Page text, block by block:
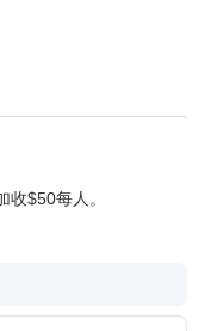
程时间为预估时间，仅
束时间要视当天的天
Mills Subway Station
$50每人。